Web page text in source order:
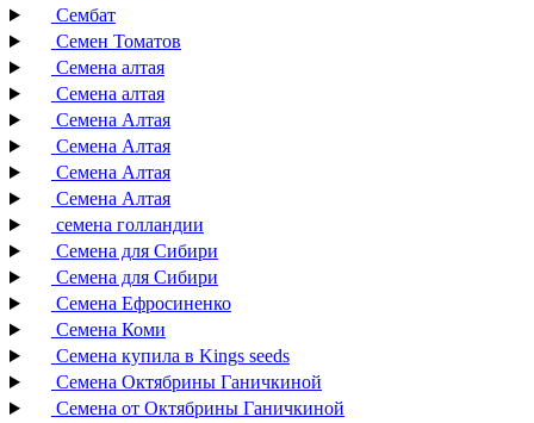
Сембат
Семен Томатов
Семена алтая
Семена алтая
Семена Алтая
Семена Алтая
Семена Алтая
Семена Алтая
семена голландии
Семена для Сибири
Семена для Сибири
Семена Ефросиненко
Семена Коми
Семена купила в Kings seeds
Семена Октябрины Ганичкиной
Семена от Октябрины Ганичкиной